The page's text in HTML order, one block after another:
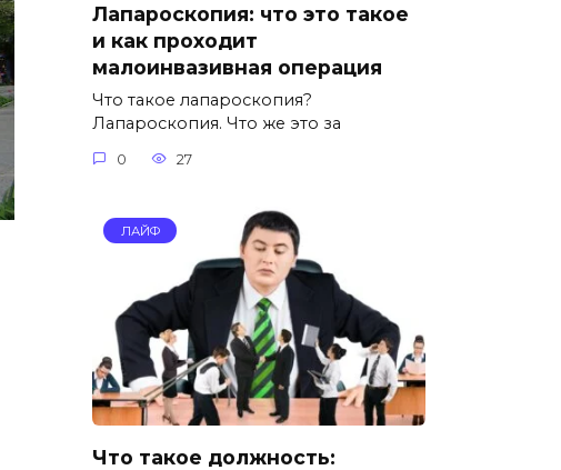
Лапароскопия: что это такое
и как проходит
малоинвазивная операция
Что такое лапароскопия?
Лапароскопия. Что же это за
0 27
ЛАЙФ
Что такое должность: